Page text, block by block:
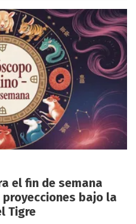
el fin de semana
bajo la
Tigre